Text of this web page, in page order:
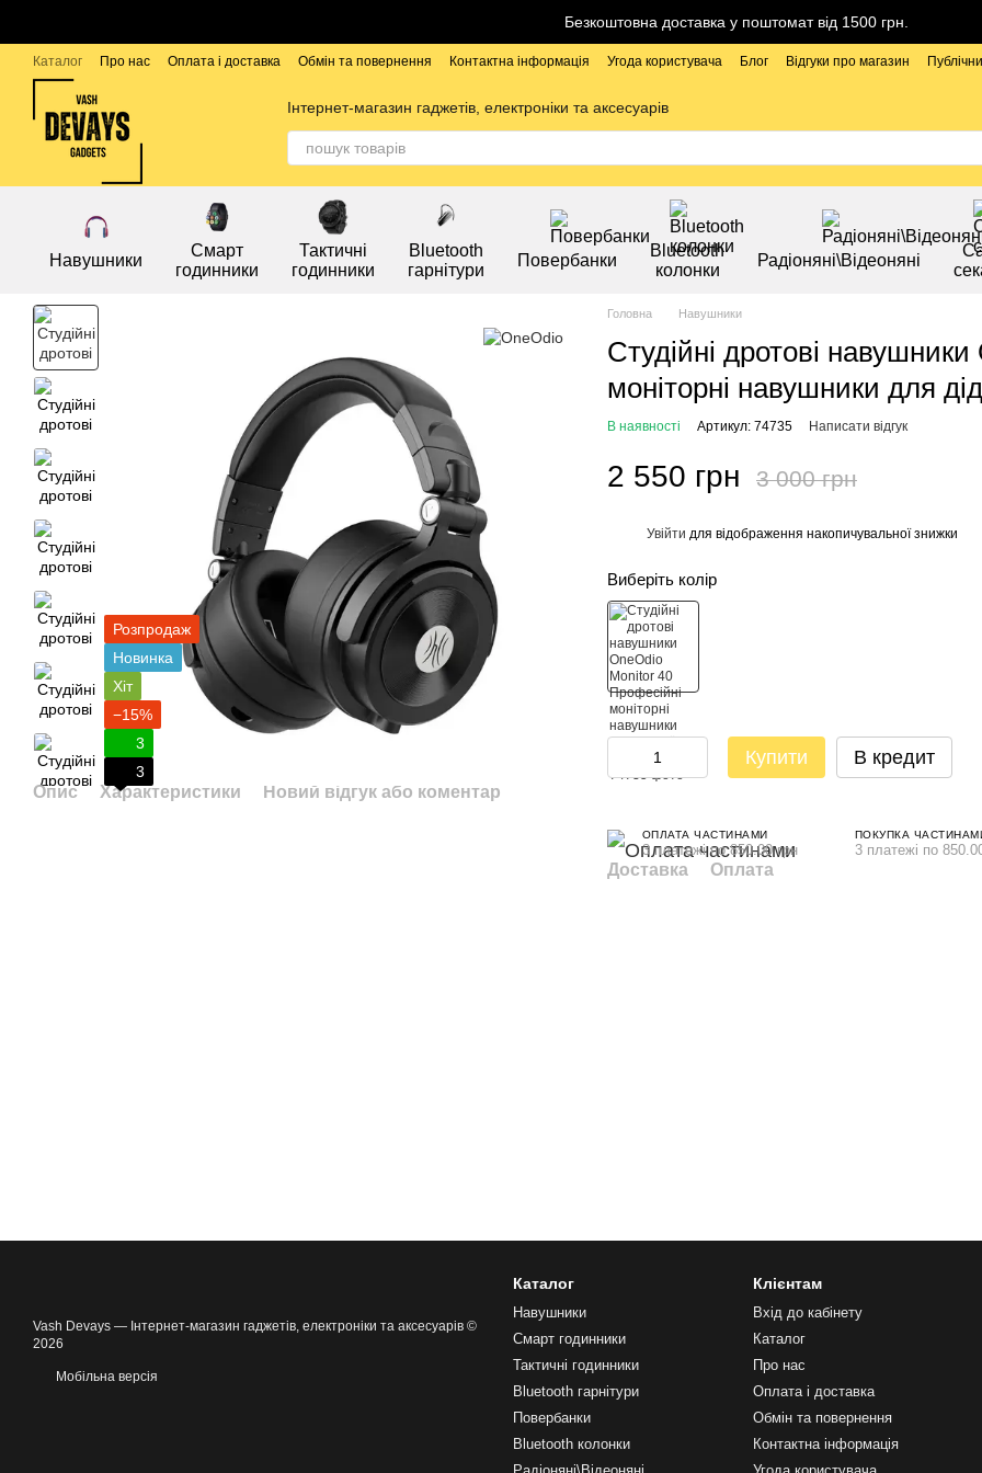
Безкоштовна доставка у поштомат від 1500 грн.
Каталог Про нас Оплата і доставка Обмін та повернення Контактна інформація Угода користувача Блог Відгуки про магазин
Бренди
Інтернет-магазин гаджетів, електроніки та аксесуарів
Навушники
Смарт
годинники
Тактичні
годинники
Bluetooth
гарнітури
Повербанки
Bluetooth
колонки
Радіоняні\Відеоняні
Розпродаж
Новинка
Хіт
−15%
3
3
Опис Характеристики Новий відгук або коментар
Головна Навушники
Студійні дротові
моніторні навушники для
В наявності Артикул: 74735 Написати відгук
2 550 грн 3 000 грн
Увійти для відображення накопичувальної знижки
Виберіть колір
Купити В кредит
ОПЛАТА ЧАСТИНАМИ
3 платежі по 850.00 грн
ПОКУПКА
3 платежі по
Доставка Оплата
Vash Devays — Інтернет-магазин гаджетів, електроніки та аксесуарів ©
2026
Мобільна версія
Каталог
Навушники
Смарт годинники
Тактичні годинники
Bluetooth гарнітури
Повербанки
Bluetooth колонки
Клієнтам
Вхід до кабінету
Каталог
Про нас
Оплата і доставка
Обмін та повернення
Контактна інформація